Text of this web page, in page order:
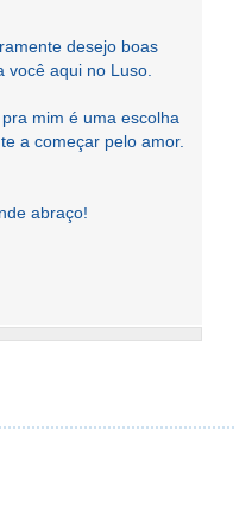
desejo boas
você aqui no Luso.
mim é uma escolha
a começar pelo amor.
abraço!